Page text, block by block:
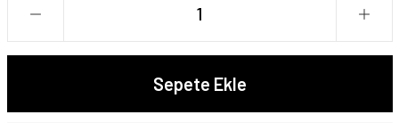
Sepete Ekle